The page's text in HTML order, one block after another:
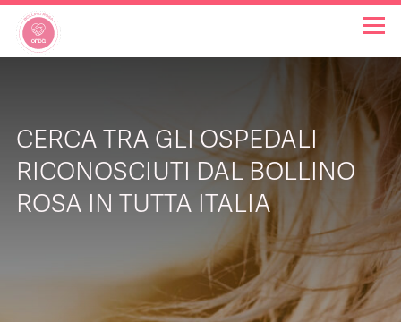
INIZIATIVE
NOTIZIE
CERCA TRA GLI OSPEDALI
RICONOSCIUTI DAL BOLLINO
ROSA IN TUTTA ITALIA